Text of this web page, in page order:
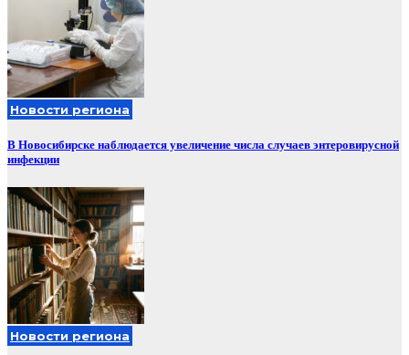
Новости региона
В Новосибирске наблюдается увеличение числа случаев энтеровирусной
инфекции
Новости региона